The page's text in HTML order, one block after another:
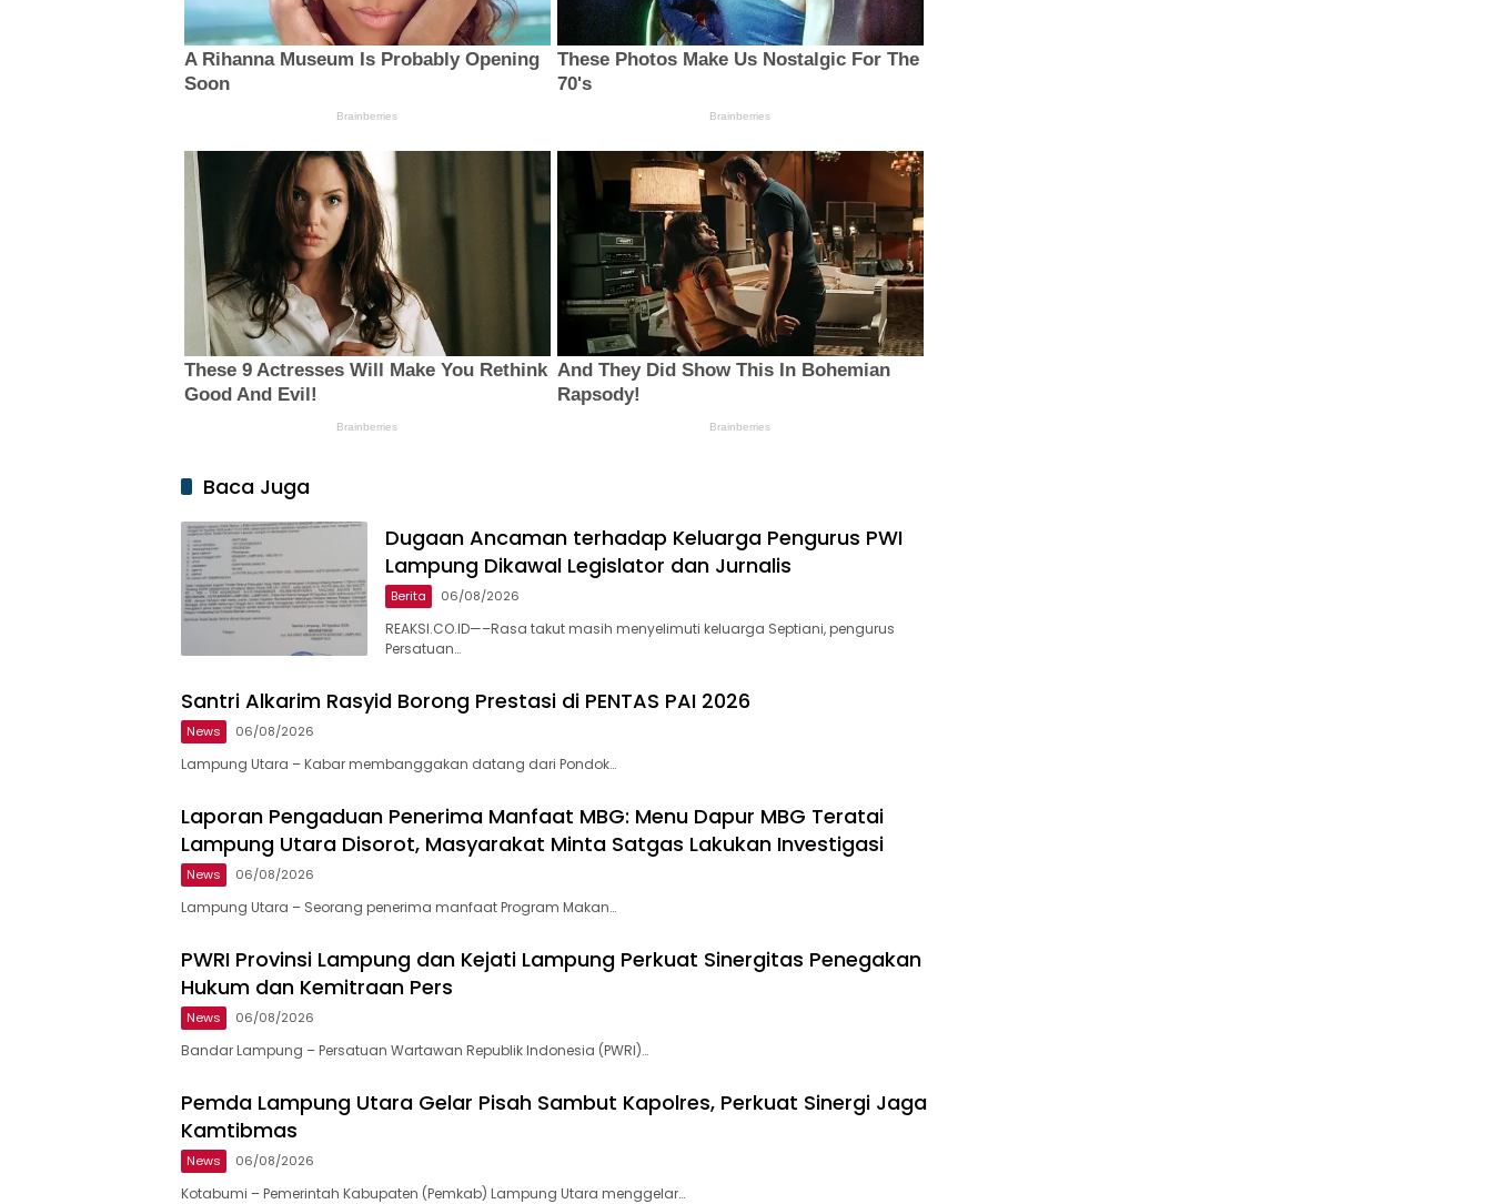
Baca Juga
Dugaan Ancaman terhadap Keluarga Pengurus PWI
Lampung Dikawal Legislator dan Jurnalis
Berita 06/08/2026
REAKSI.CO.ID—–Rasa takut masih menyelimuti keluarga Septiani, pengurus
Persatuan…
Santri Alkarim Rasyid Borong Prestasi di PENTAS PAI 2026
News 06/08/2026
Lampung Utara – Kabar membanggakan datang dari Pondok…
Laporan Pengaduan Penerima Manfaat MBG: Menu Dapur MBG Teratai
Lampung Utara Disorot, Masyarakat Minta Satgas Lakukan Investigasi
News 06/08/2026
Lampung Utara – Seorang penerima manfaat Program Makan…
PWRI Provinsi Lampung dan Kejati Lampung Perkuat Sinergitas Penegakan
Hukum dan Kemitraan Pers
News 06/08/2026
Bandar Lampung – Persatuan Wartawan Republik Indonesia (PWRI)…
Pemda Lampung Utara Gelar Pisah Sambut Kapolres, Perkuat Sinergi Jaga
Kamtibmas
News 06/08/2026
Kotabumi – Pemerintah Kabupaten (Pemkab) Lampung Utara menggelar…